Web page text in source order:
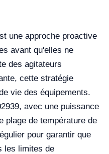
une approche proactive
avant qu'elles ne
des agitateurs
cette stratégie
vie des équipements.
avec une puissance
plage de température de
pour garantir que
les limites de